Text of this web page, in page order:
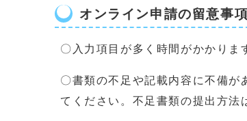
オンライン申請の留意事項
〇入力項目が多く時間がかかりま
〇書類の不足や記載内容に不備
てください。不足書類の提出方法